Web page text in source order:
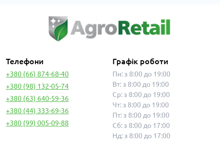
Телефони
+380 (66) 874-68-40
+380 (98) 132-05-74
+380 (63) 640-59-36
+380 (44) 333-69-36
+380 (99) 005-09-88
Графік роботи
Пн: з 8:00 до 19:00
Вт: з 8:00 до 19:00
Ср: з 8:00 до 19:00
Чт: з 8:00 до 19:00
Пт: з 8:00 до 19:00
Сб: з 8:00 до 17:00
Нд: з 8:00 до 17:00